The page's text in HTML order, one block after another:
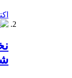
اکتبر